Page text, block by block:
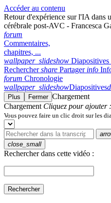
Accéder au contenu
Retour d'expérience sur l'IA dans
cérébrale post-AVC - Francesca
forum
Commentaires,
chapitres, ...
wallpaper_slideshow Diapositives
Rechercher share Partager info
forum Chronologie
wallpaper_slideshowDiapositives
Plus Fermer Chargement
Chargement Cliquez pour ajouter :
Vous pouvez faire un clic droit sur les
close_small
Rechercher dans cette vidéo :
Rechercher